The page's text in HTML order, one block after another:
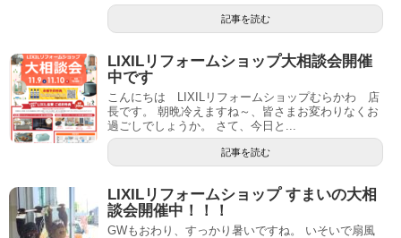
記事を読む
LIXILリフォームショップ大相談会開催
中です
こんにちは LIXILリフォームショップむらかわ 店
長です。 朝晩冷えますね～、皆さまお変わりなくお
過ごしでしょうか。 さて、今日と...
記事を読む
LIXILリフォームショップ すまいの大相
談会開催中！！！
GWもおわり、すっかり暑いですね。 いそいで扇風